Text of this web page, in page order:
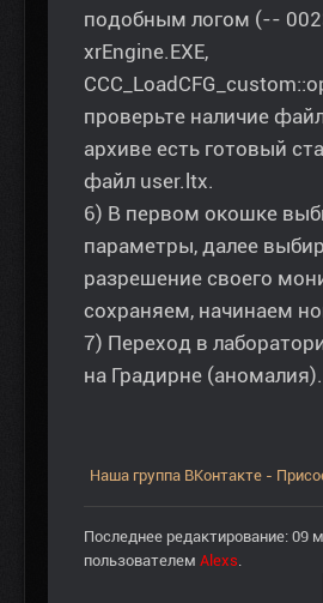
подобным логом (--
xrEngine.EXE,
проверьте наличие
архиве есть готовый
файл user.ltx.
6) В первом окошке
параметры, далее
разрешение своего
сохраняем, начинаем
7) Переход в
на Градирне (аномалия).
Наша группа ВКонтакте -
Последнее редактирование: 09
пользователем Alexs